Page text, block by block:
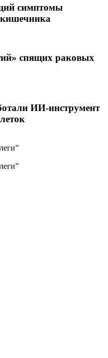
симптомы
спящих раковых
ИИ-инструмент